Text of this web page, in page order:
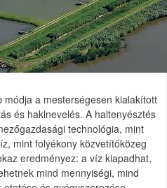
a mesterségesen kialakított
és haklnevelés. A haltenyésztés
technológia, mint
mint folyékony közvetítőközeg
eredményez: a víz kiapadhat,
mind mennyiségi, mind